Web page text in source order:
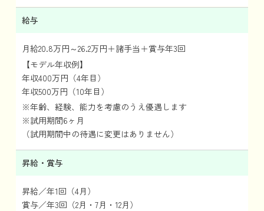
給与
月給20.8万円～26.2万円＋諸手当＋賞与年3回
【モデル年収例】
年収400万円（4年目）
年収500万円（10年目）
※年齢、経験、能力を考慮のうえ優遇します
※試用期間6ヶ月
（試用期間中の待遇に変更はありません）
昇給・賞与
昇給／年1回（4月）
賞与／年3回（2月・7月・12月）